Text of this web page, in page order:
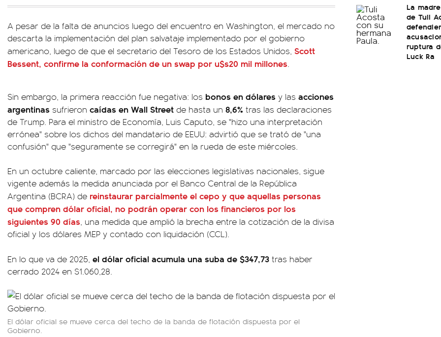
A pesar de la falta de anuncios luego del encuentro en Washington, el mercado no
descarta la implementación del plan salvataje implementado por el gobierno
americano, luego de que el secretario del Tesoro de los Estados Unidos, Scott
Bessent, confirme la conformación de un swap por u$s20 mil millones.
Sin embargo, la primera reacción fue negativa: los bonos en dólares y las acciones
argentinas sufrieron caídas en Wall Street de hasta un 8,6% tras las declaraciones
de Trump. Para el ministro de Economía, Luis Caputo, se "hizo una interpretación
errónea" sobre los dichos del mandatario de EEUU: advirtió que se trató de "una
confusión" que "seguramente se corregirá" en la rueda de este miércoles.
En un octubre caliente, marcado por las elecciones legislativas nacionales, sigue
vigente además la medida anunciada por el Banco Central de la República
Argentina (BCRA) de reinstaurar parcialmente el cepo y que aquellas personas
que compren dólar oficial, no podrán operar con los financieros por los
siguientes 90 días, una medida que amplió la brecha entre la cotización de la divisa
oficial y los dólares MEP y contado con liquidación (CCL).
En lo que va de 2025, el dólar oficial acumula una suba de $347,73 tras haber
cerrado 2024 en $1.060,28.
El dólar oficial se mueve cerca del techo de la banda de flotación dispuesta por el
Gobierno.
La
de Tuli
ruptura
Luck Ra